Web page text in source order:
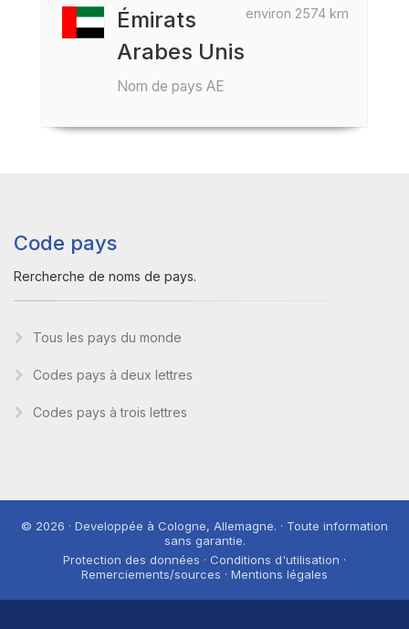
environ 2574 km
Émirats
Arabes Unis
Nom de pays AE
Code pays
Rercherche de noms de pays.
Tous les pays du monde
Codes pays à deux lettres
Codes pays à trois lettres
© 2026 · Developpée à Cologne, Allemagne. · Toute information
sans garantie.
Protection des données · Conditions d'utilisation ·
Remerciements/sources · Mentions légales